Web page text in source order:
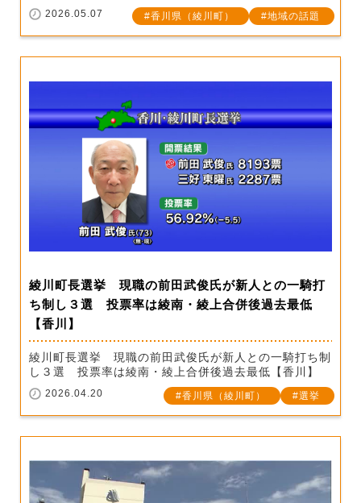
2026.05.07 香川県（綾川町） 地域の話題
綾川町長選挙 現職の前田武俊氏が新人との一騎打
ち制し３選 投票率は綾南・綾上合併後過去最低
【香川】
綾川町長選挙 現職の前田武俊氏が新人との一騎打ち制
し３選 投票率は綾南・綾上合併後過去最低【香川】
2026.04.20 香川県（綾川町） 選挙